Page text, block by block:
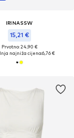
IRINASSW
15,21 €
Prvotno: 24,90 €
najniža cijena:6,76 €